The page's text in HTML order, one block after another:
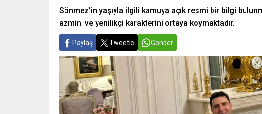
Sönmez’in yaşıyla ilgili kamuya açık resmi bir bilgi
azmini ve yenilikçi karakterini ortaya koymaktadır.
Paylaş Tweetle Gönder